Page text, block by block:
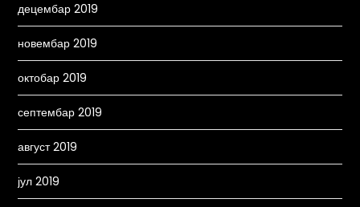
децембар 2019
новембар 2019
октобар 2019
септембар 2019
август 2019
јул 2019